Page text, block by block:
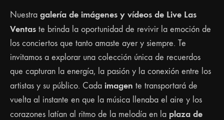
Nuestra galería de imágenes y vídeos de Live Las
Ventas te brinda la oportunidad de revivir la emoción de
los conciertos que tanto amaste ayer y siempre. Te
invitamos a explorar una colección única de recuerdos
que capturan la energía, la pasión y la conexión entre los
artistas y su público. Cada imagen te transportará de
vuelta al instante en que la música llenaba el aire y los
corazones latían al ritmo de la melodía en la plaza de